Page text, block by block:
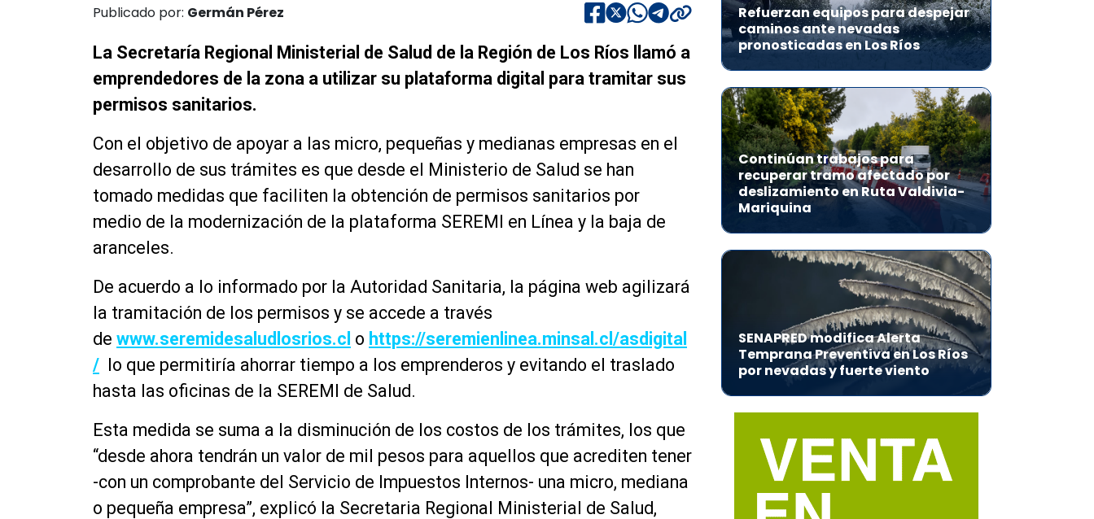
Publicado por: Germán Pérez
La Secretaría Regional Ministerial de Salud de la Región de Los Ríos llamó a
emprendedores de la zona a utilizar su plataforma digital para tramitar sus
permisos sanitarios.
Con el objetivo de apoyar a las micro, pequeñas y medianas empresas en el
desarrollo de sus trámites es que desde el Ministerio de Salud se han
tomado medidas que faciliten la obtención de permisos sanitarios por
medio de la modernización de la plataforma SEREMI en Línea y la baja de
aranceles.
De acuerdo a lo informado por la Autoridad Sanitaria, la página web agilizará
la tramitación de los permisos y se accede a través
de www.seremidesaludlosrios.cl o https://seremienlinea.minsal.cl/asdigital
/ lo que permitiría ahorrar tiempo a los emprenderos y evitando el traslado
hasta las oficinas de la SEREMI de Salud.
Esta medida se suma a la disminución de los costos de los trámites, los que
“desde ahora tendrán un valor de mil pesos para aquellos que acrediten tener
-con un comprobante del Servicio de Impuestos Internos- una micro, mediana
o pequeña empresa”, explicó la Secretaria Regional Ministerial de Salud,
Refuerzan equipos para despejar
caminos ante nevadas
pronosticadas en Los Ríos
Continúan trabajos para
recuperar tramo afectado por
deslizamiento en Ruta Valdivia-
Mariquina
SENAPRED modifica Alerta
Temprana Preventiva en Los Ríos
por nevadas y fuerte viento